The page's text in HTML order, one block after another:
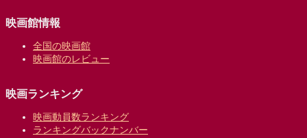
映画館情報
全国の映画館
映画館のレビュー
映画ランキング
映画動員数ランキング
ランキングバックナンバー